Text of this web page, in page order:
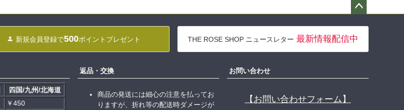
ップ
へ
新規会員登録で500ポイントプレゼント THE ROSE SHOP ニュースレター 最新情報配信中
四国/九州/北海道
￥450
返品・交換
商品の発送には細心の注意を払ってお
りますが、折れ等の配送時ダメージが
お問い合わせ
【お問い合わせフォーム】